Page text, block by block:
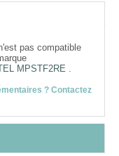
pas compatible
MPSTF2RE .
? Contactez